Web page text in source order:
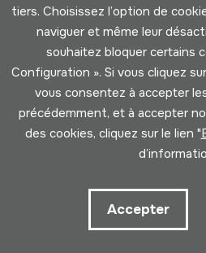
Conditions d'Utilisation
Cookies
Développé par
tiers. Choisissez l’option de
naviguer et même leur
souhaitez bloquer certains
Configuration ». Si vous cliquez
vous consentez à accepter
précédemment, et à accepter
des cookies, cliquez sur le lien "
Accepter